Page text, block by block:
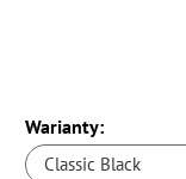
Warianty:
Classic Black